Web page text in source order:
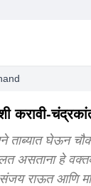
patil in
करावी-
ताब्यात घेऊन
असताना हे
राऊत आणि